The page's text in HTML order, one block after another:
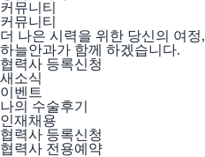
커뮤니티
커뮤니티
더 나은 시력을 위한 당신의 여정,
하늘안과가 함께 하겠습니다.
협력사 등록신청
새소식
이벤트
나의 수술후기
인재채용
협력사 등록신청
협력사 전용예약